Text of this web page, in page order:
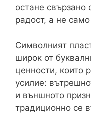
остане свързано
радост, а не
Символният
широк от
ценности, които
усилие:
и външното
традиционно се